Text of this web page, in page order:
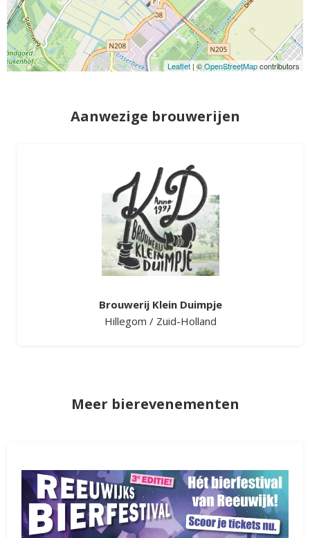
Leaflet | ©OpenStreetMapcontributors
Aanwezige brouwerijen
Brouwerij Klein Duimpje
Hillegom / Zuid-Holland
Meer bierevenementen